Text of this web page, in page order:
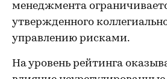
менеджмента
утвержденного
управлению рисками.
На уровень рейтинга